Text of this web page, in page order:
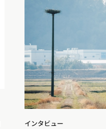
インタビュー